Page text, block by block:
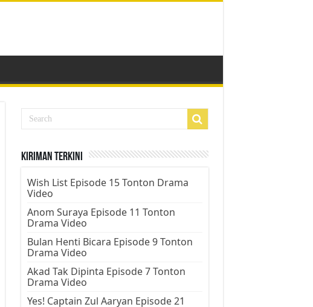
Kiriman Terkini
Wish List Episode 15 Tonton Drama
Video
Anom Suraya Episode 11 Tonton
Drama Video
Bulan Henti Bicara Episode 9 Tonton
Drama Video
Akad Tak Dipinta Episode 7 Tonton
Drama Video
Yes! Captain Zul Aaryan Episode 21